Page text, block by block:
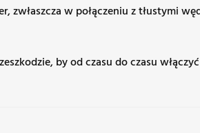
zwłaszcza w połączeniu z tłustymi
by od czasu do czasu